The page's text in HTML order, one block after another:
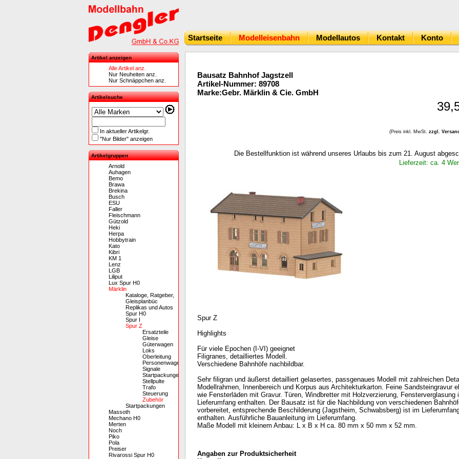
Startseite Modelleisenbahn Modellautos Kontakt Konto
Artikel anzeigen
Alle Artikel anz.
Nur Neuheiten anz.
Nur Schnäppchen anz.
Artikelsuche
In aktueller Artikelgr.
"Nur Bilder" anzeigen
Artikelgruppen
Arnold
Auhagen
Bemo
Brawa
Brekina
Busch
ESU
Faller
Fleischmann
Gützold
Heki
Herpa
Hobbytrain
Kato
Kibri
KM 1
Lenz
LGB
Liliput
Lux Spur H0
Märklin
Kataloge, Ratgeber,
Gleisplanbüc
Replikas und Autos
Spur H0
Spur I
Spur Z
Ersatzteile
Gleise
Güterwagen
Loks
Oberleitung
Personenwagen
Signale
Startpackungen
Stellpulte
Trafo
Steuerung
Zubehör
Startpackungen
Massoth
Mechano H0
Merten
Noch
Piko
Pola
Preiser
Rivarossi Spur H0
Bausatz Bahnhof Jagstzell
Artikel-Nummer: 89708
Marke:Gebr. Märklin & Cie. GmbH
(Preis inkl. MwSt. zzgl.
Die Bestellfunktion ist während unseres Urlaubs bis zum 21. August
Lieferzeit: ca. 4
Spur Z
Highlights
Für viele Epochen (I-VI) geeignet
Filigranes, detailliertes Modell.
Verschiedene Bahnhöfe nachbildbar.
Sehr filigran und äußerst detailliert gelasertes, passgenaues Modell mit zahlreichen
Modellrahmen, Innenbereich und Korpus aus Architekturkarton. Feine Sandsteingravur
wie Fensterläden mit Gravur. Türen, Windbretter mit Holzverzierung, Fensterverglasung
Lieferumfang enthalten. Der Bausatz ist für die Nachbildung von verschiedenen
vorbereitet, entsprechende Beschilderung (Jagstheim, Schwabsberg) ist im
enthalten. Ausführliche Bauanleitung im Lieferumfang.
Maße Modell mit kleinem Anbau: L x B x H ca. 80 mm x 50 mm x 52 mm.
Angaben zur Produktsicherheit